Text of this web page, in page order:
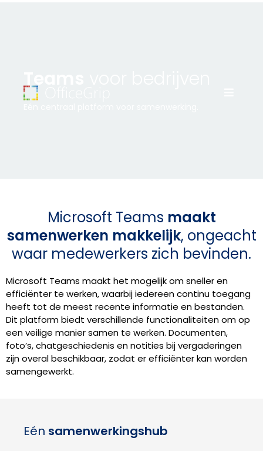
Teams
Microsoft Teams maakt
samenwerken makkelijk, ongeacht
waar medewerkers zich bevinden.
Microsoft Teams maakt het mogelijk om sneller en
efficiënter te werken, waarbij iedereen continu toegang
heeft tot de meest recente informatie en bestanden.
Dit platform biedt verschillende functionaliteiten om op
een veilige manier samen te werken. Documenten,
foto’s, chatgeschiedenis en notities bij vergaderingen
zijn overal beschikbaar, zodat er efficiënter kan worden
samengewerkt.
Eén samenwerkingshub